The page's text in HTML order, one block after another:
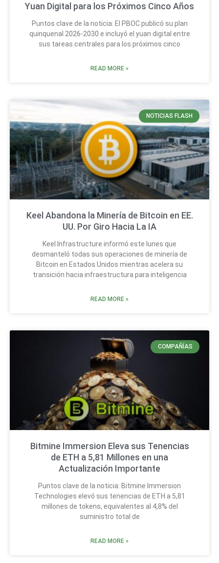
Yuan Digital para los Próximos Cinco Años
Puntos clave de la noticia: El PBOC publicó su plan
quinquenal 2026-2030 e incluyó el yuan digital entre
sus tareas centrales para los próximos cinco
READ MORE »
NOTICIAS FLASH
Keel Abandona la Minería de Bitcoin en EE.
UU. Por Giro Hacia La IA
Keel Infrastructure informó este lunes que
desmanteló todas sus operaciones de minería de
Bitcoin en Estados Unidos mientras acelera su
transición hacia infraestructura para inteligencia
READ MORE »
COMPAÑÍAS
Bitmine Immersion Eleva sus Tenencias
de ETH a 5,81 Millones en una
Actualización Importante
Puntos clave de la noticia: Bitmine Immersion
Technologies elevó sus tenencias de ETH a 5,81
millones de tokens, equivalentes al 4,8% del
suministro total de
READ MORE »